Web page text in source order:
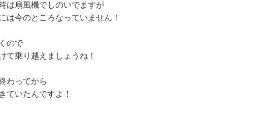
は扇風機でしのいでますが
は今のところなっていません！
ので
て乗り越えましょうね！
わってから
ていたんですよ！